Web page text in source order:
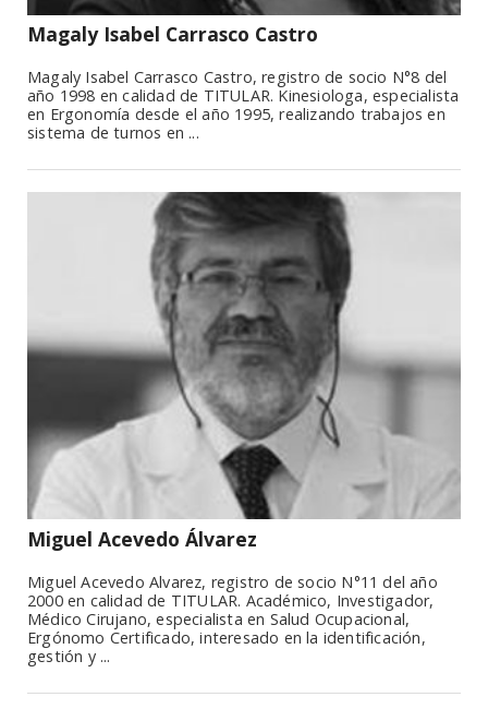
Magaly Isabel Carrasco Castro
Magaly Isabel Carrasco Castro, registro de socio N°8 del
año 1998 en calidad de TITULAR. Kinesiologa, especialista
en Ergonomía desde el año 1995, realizando trabajos en
sistema de turnos en ...
Miguel Acevedo Álvarez
Miguel Acevedo Alvarez, registro de socio N°11 del año
2000 en calidad de TITULAR. Académico, Investigador,
Médico Cirujano, especialista en Salud Ocupacional,
Ergónomo Certificado, interesado en la identificación,
gestión y ...